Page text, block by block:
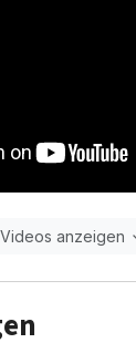
anzeigen